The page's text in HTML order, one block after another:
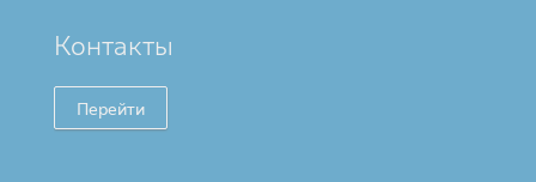
Контакты
Перейти